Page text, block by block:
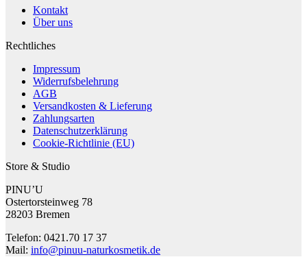
Kontakt
Über uns
Rechtliches
Impressum
Widerrufsbelehrung
AGB
Versandkosten & Lieferung
Zahlungsarten
Datenschutzerklärung
Cookie-Richtlinie (EU)
Store & Studio
PINU’U
Ostertorsteinweg 78
28203 Bremen
Telefon: 0421.70 17 37
Mail: info@pinuu-naturkosmetik.de